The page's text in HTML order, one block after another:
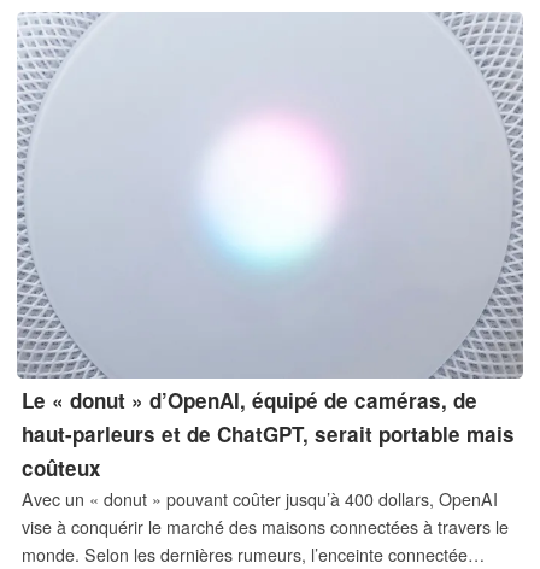
Le « donut » d’OpenAI, équipé de caméras, de
haut-parleurs et de ChatGPT, serait portable mais
coûteux
Avec un « donut » pouvant coûter jusqu’à 400 dollars, OpenAI
vise à conquérir le marché des maisons connectées à travers le
monde. Selon les dernières rumeurs, l’enceinte connectée